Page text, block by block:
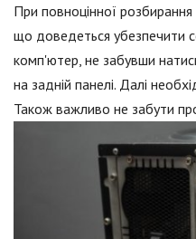
При повноцінної
що доведеться убезпечити
комп'ютер, не забувши
на задній панелі. Далі
Також важливо не забути